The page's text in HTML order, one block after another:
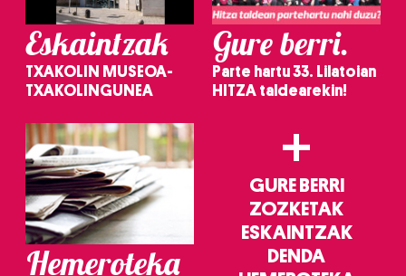
Eskaintzak
TXAKOLIN MUSEOA-
TXAKOLINGUNEA
Gure berri.
Parte hartu 33. Lilatoian
HITZA taldearekin!
Hemeroteka
+
GURE BERRI
ZOZKETAK
ESKAINTZAK
DENDA